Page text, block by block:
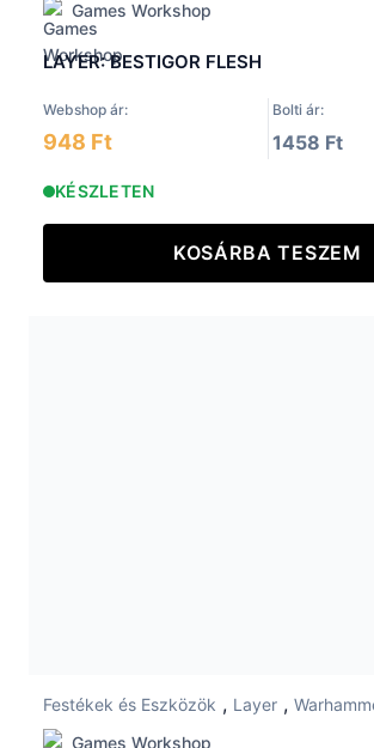
Games Workshop
LAYER: BESTIGOR FLESH
Webshop ár: Bolti ár:
948 Ft 1458 Ft
KÉSZLETEN
KOSÁRBA TESZEM
Festékek és Eszközök , Layer ,
Games Workshop